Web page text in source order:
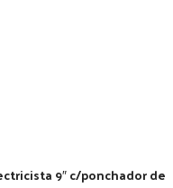
9″ c/ponchador de